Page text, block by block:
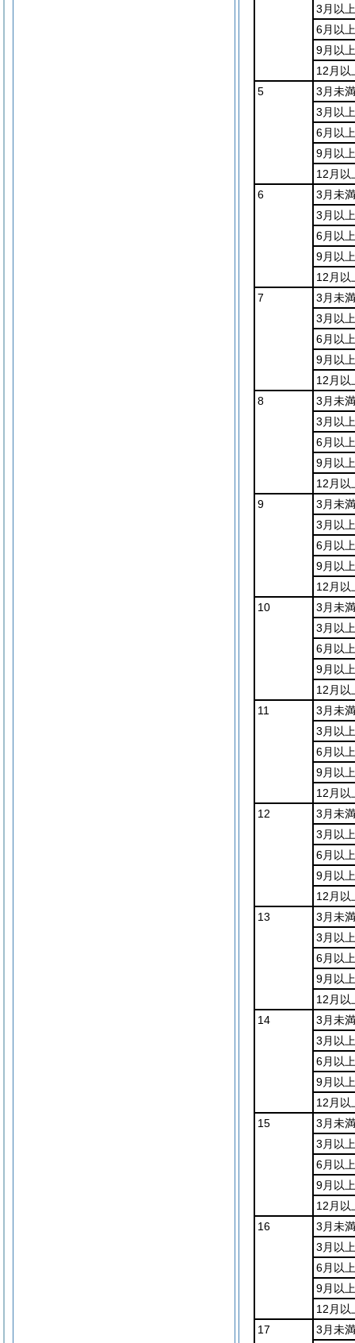
3月以
6月以
9月以
12月以
5
3月未満
3月以
6月以
9月以
12月以
6
3月未満
3月以
6月以
9月以
12月以
7
3月未満
3月以
6月以
9月以
12月以
8
3月未満
3月以
6月以
9月以
12月以
9
3月未満
3月以
6月以
9月以
12月以
10
3月未満
3月以
6月以
9月以
12月以
11
3月未満
3月以
6月以
9月以
12月以
12
3月未満
3月以
6月以
9月以
12月以
13
3月未満
3月以
6月以
9月以
12月以
14
3月未満
3月以
6月以
9月以
12月以
15
3月未満
3月以
6月以
9月以
12月以
16
3月未満
3月以
6月以
9月以
12月以
17
3月未満